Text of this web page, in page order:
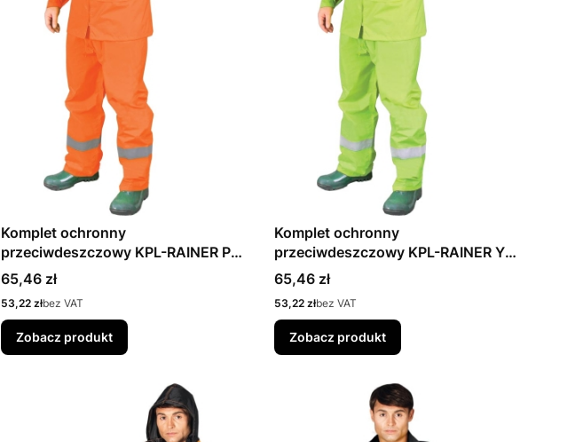
Komplet ochronny
przeciwdeszczowy KPL-RAINER P
REIS
Cena
65,46 zł
Cena
53,22 złbez VAT
Zobacz produkt
Komplet ochronny
przeciwdeszczowy KPL-RAINER Y
REIS
Cena
65,46 zł
Cena
53,22 złbez VAT
Zobacz produkt